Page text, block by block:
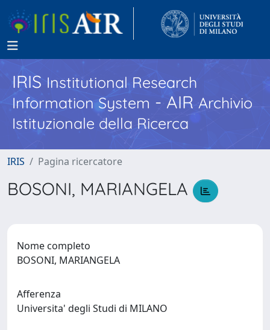
IRISInstitutional Research
Information System - AIR Archivio
Istituzionale della Ricerca
IRIS Pagina ricercatore
BOSONI, MARIANGELA
Nome completo
BOSONI, MARIANGELA
Afferenza
Universita' degli Studi di MILANO